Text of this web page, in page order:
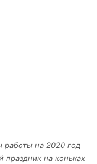
работы на 2020 год
праздник на коньках